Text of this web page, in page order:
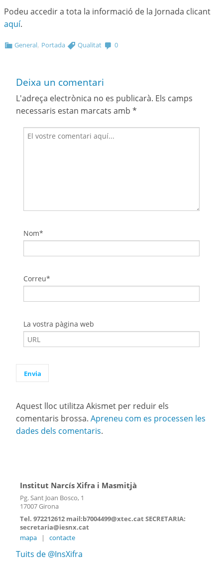
Podeu accedir a tota la informació de la Jornada clicant
aquí.
General, Portada Qualitat 0
Deixa un comentari
L'adreça electrònica no es publicarà. Els camps
necessaris estan marcats amb *
Nom*
Correu*
La vostra pàgina web
Aquest lloc utilitza Akismet per reduir els
comentaris brossa. Apreneu com es processen les
dades dels comentaris.
Institut Narcís Xifra i Masmitjà
Pg. Sant Joan Bosco, 1
17007 Girona
Tel. 972212612 mail:b7004499@xtec.cat SECRETARIA:
secretaria@iesnx.cat
mapa
| contacte
Tuits de @InsXifra